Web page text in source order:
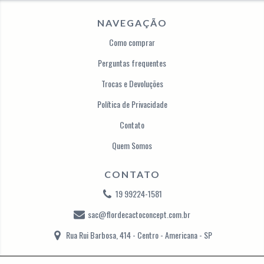
NAVEGAÇÃO
Como comprar
Perguntas frequentes
Trocas e Devoluções
Política de Privacidade
Contato
Quem Somos
CONTATO
19 99224-1581
sac@flordecactoconcept.com.br
Rua Rui Barbosa, 414 - Centro - Americana - SP